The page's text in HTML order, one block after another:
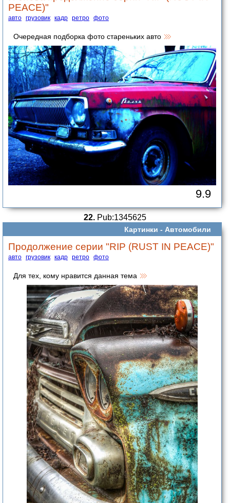
PEACE)"
авто грузовик кадр ретро фото
Очередная подборка фото стареньких авто
9.9
22. Pub:1345625
Картинки - Автомобили
Продолжение серии "RIP (RUST IN PEACE)"
авто грузовик кадр ретро фото
Для тех, кому нравится данная тема